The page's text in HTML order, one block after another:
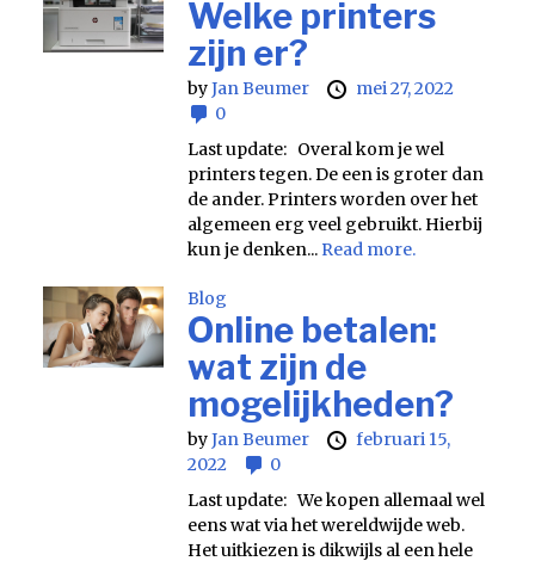
Welke printers
zijn er?
byJan Beumer
mei 27, 2022
0
Last update: Overal kom je wel
printers tegen. De een is groter dan
de ander. Printers worden over het
algemeen erg veel gebruikt. Hierbij
kun je denken... Read more.
Blog
Online betalen:
wat zijn de
mogelijkheden?
byJan Beumer
februari 15,
2022
0
Last update: We kopen allemaal wel
eens wat via het wereldwijde web.
Het uitkiezen is dikwijls al een hele